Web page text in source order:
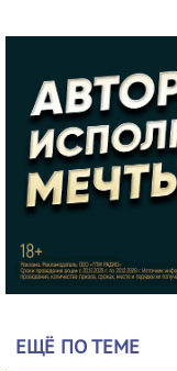
ЕЩЁ ПО ТЕМЕ